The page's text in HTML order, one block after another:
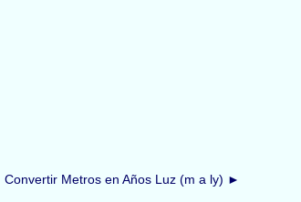
Convertir Metros en Años Luz (m a ly) ►